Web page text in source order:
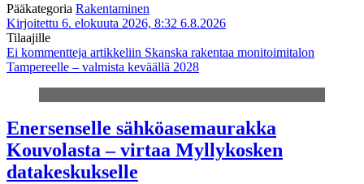
Pääkategoria Rakentaminen
Kirjoitettu 6. elokuuta 2026, 8:32 6.8.2026
Tilaajille
Ei kommentteja artikkeliin Skanska rakentaa monitoimitalon
Tampereelle – valmista keväällä 2028
Enersenselle sähköasemaurakka
Kouvolasta – virtaa Myllykosken
datakeskukselle